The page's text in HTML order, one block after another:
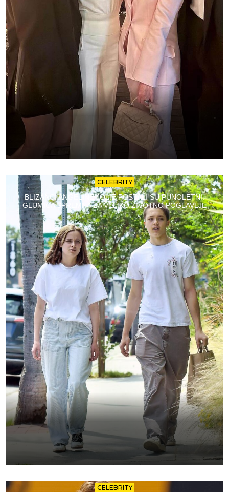
CELEBRITY
BLIZANCI ANGELINE JOLIE POSTALI SU PUNOLETNI:
GLUMICA SPREMNA ZA VELIKO ŽIVOTNO POGLAVLJE
CELEBRITY